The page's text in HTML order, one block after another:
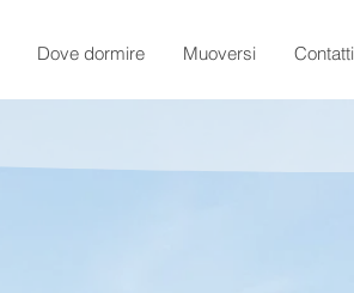
Dove dormire Muoversi Contatti